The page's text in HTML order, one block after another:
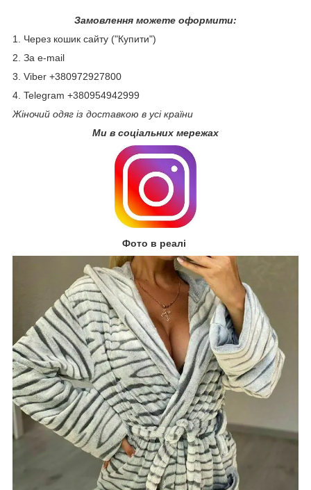
Замовлення можете оформити:
1. Через кошик сайту ("Купити")
2. За e-mail
3. Viber +380972927800
4. Telegram +380954942999
Жіночий одяг із доставкою в усі країни
Ми в соціальних мережах
Фото в реалі